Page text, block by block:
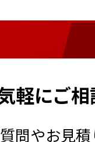
軽にご
問やお見